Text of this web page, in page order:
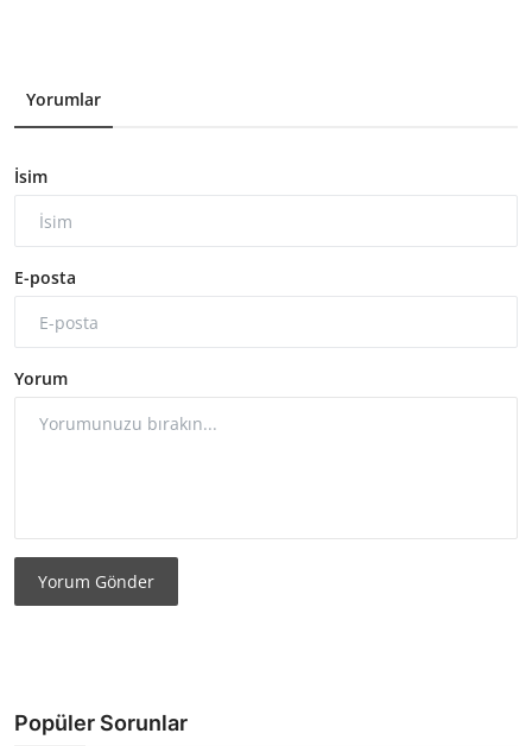
Yorumlar
İsim
E-posta
Yorum
Yorum Gönder
Popüler Sorunlar